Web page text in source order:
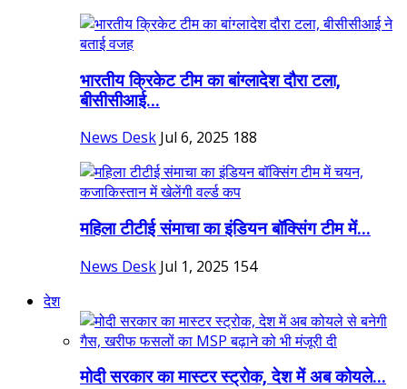
भारतीय क्रिकेट टीम का बांग्लादेश दौरा टला,
बीसीसीआई...
News Desk Jul 6, 2025 188
महिला टीटीई संमाचा का इंडियन बॉक्सिंग टीम में...
News Desk Jul 1, 2025 154
देश
मोदी सरकार का मास्टर स्ट्रोक, देश में अब कोयले...